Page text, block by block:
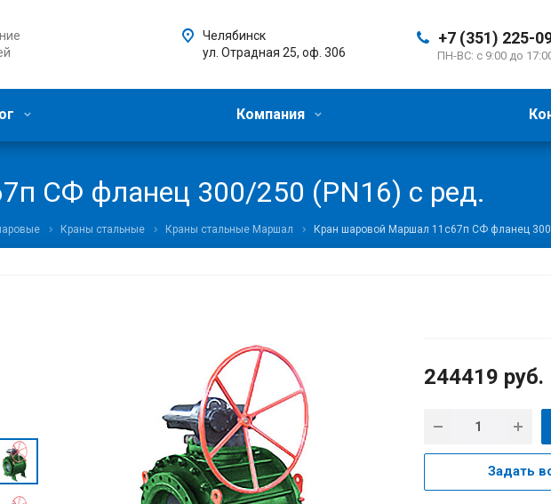
+7 (351) 225-
ПН-ВС: с 9:00 до
Челябинск
ул. Отрадная 25, оф. 306
Компания
СФ фланец 300/250 (PN16) с ред.
Краны стальные Краны стальные Маршал Кран шаровой Маршал 11с67п СФ фланец
244419 руб.
Задать